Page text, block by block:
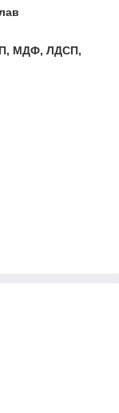
МДФ, ЛДСП,